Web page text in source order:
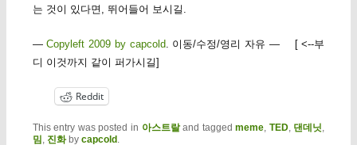
는 것이 있다면, 뛰어들어 보시길.
—Copyleft 2009 by capcold. 이동/수정/영리 자유 — [ <--부
디 이것까지 같이 퍼가시길]
Reddit
This entry was posted in 아스트랄and taggedmeme, TED, 댄데닛,
밈 , 진화by capcold .